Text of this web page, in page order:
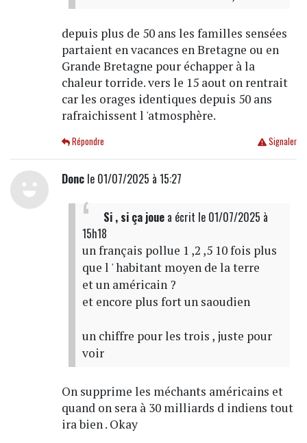
depuis plus de 50 ans les familles sensées
partaient en vacances en Bretagne ou en
Grande Bretagne pour échapper à la
chaleur torride. vers le 15 aout on rentrait
car les orages identiques depuis 50 ans
rafraichissent l 'atmosphère.
Signaler
Répondre
Doncle 01/07/2025 à 15:27
Si , si ça jouea écrit le 01/07/2025 à
15h18
un français pollue 1 ,2 ,5 10 fois plus
que l ' habitant moyen de la terre
et un américain ?
et encore plus fort un saoudien
un chiffre pour les trois , juste pour
voir
On supprime les méchants américains et
quand on sera à 30 milliards d indiens tout
ira bien . Okay